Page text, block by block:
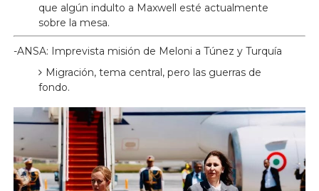
que algún indulto a Maxwell esté actualmente
sobre la mesa.
-ANSA: Imprevista misión de Meloni a Túnez y Turquía
Migración, tema central, pero las guerras de
fondo.